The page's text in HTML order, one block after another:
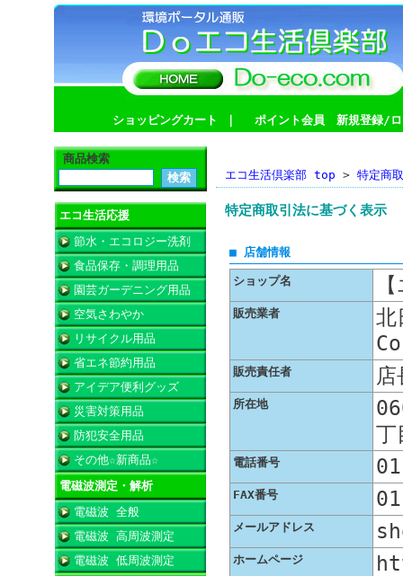
ショッピングカート ポイント会員 新規登録/ロ
商品検索
エコ生活応援
節水・エコロジー洗剤
食品保存・調理用品
園芸ガーデニング用品
空気さわやか
リサイクル用品
省エネ節約用品
アイデア便利グッズ
災害対策用品
防犯安全用品
その他☆新商品☆
電磁波測定・解析
電磁波 全般
電磁波 高周波測定
電磁波 低周波測定
エコ生活倶楽部 top > 特定商
特定商取引法に基づく表示
■ 店舗情報
ショップ名
販売業者
販売責任者
所在地
電話番号
FAX番号
メールアドレス
ホームページ